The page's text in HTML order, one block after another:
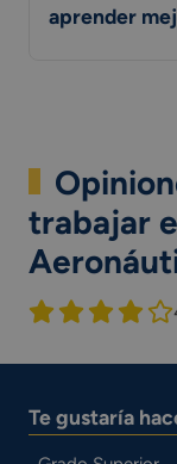
aprender
trabajar
Te gustaría